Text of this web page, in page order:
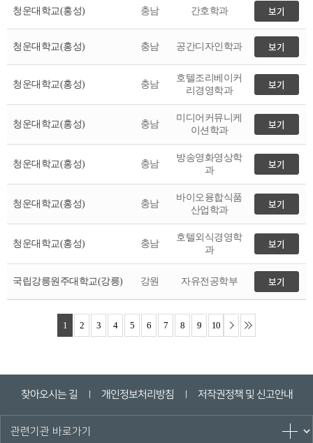
청운대학교(홍성) 충남 간호학과
청운대학교(홍성) 충남 공간디자인학과
청운대학교(홍성) 충남
호텔조리베이커
리경영학과
청운대학교(홍성) 충남
미디어커뮤니케
이션학과
청운대학교(홍성) 충남
방송영화영상학
과
청운대학교(홍성) 충남
바이오융합식품
산업학과
청운대학교(홍성) 충남
호텔외식경영학
과
국립강릉원주대학교(강릉) 강원 자유전공학부
1 2 3 4 5 6 7 8 9 10
찾아오시는 길 개인정보처리방침 저작권정책 및 신고안내